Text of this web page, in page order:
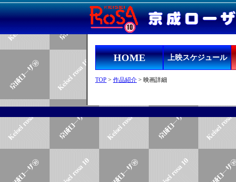
HOME 上映スケジュール
TOP > 作品紹介 > 映画詳細